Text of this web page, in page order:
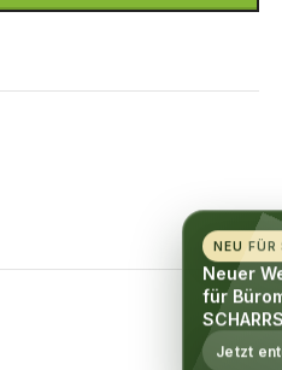
NEU FÜR
Neuer
für
Jetzt